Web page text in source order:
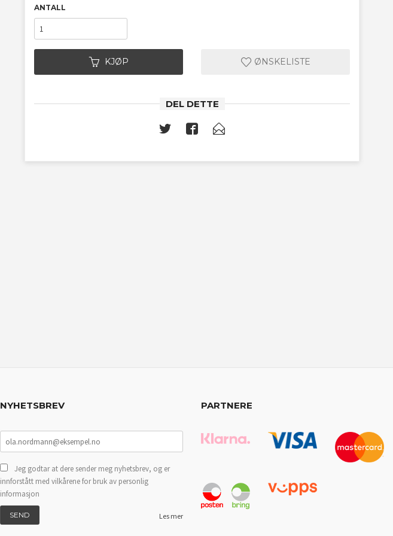
ANTALL
KJØP ØNSKELISTE
DEL DETTE
NYHETSBREV
Jeg godtar at dere sender meg nyhetsbrev, og er
innforstått med vilkårene for bruk av personlig
informasjon
Les mer
PARTNERE